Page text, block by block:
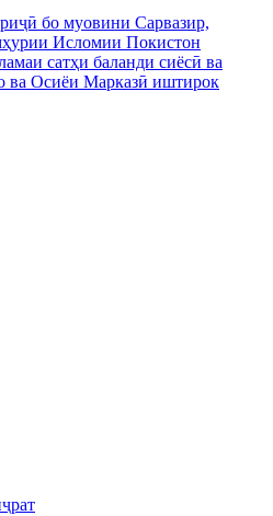
бо муовини Сарвазир,
Исломии Покистон
сатҳи баланди сиёсӣ ва
ва Осиёи Марказӣ иштирок